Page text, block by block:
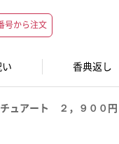
号から注文
い 香典返し
ュアート ２，９００